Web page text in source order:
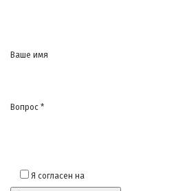
Ваше имя
Вопрос *
Я согласен на